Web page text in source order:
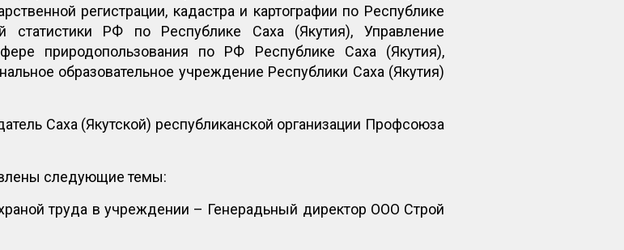
регистрации, кадастра и картографии по Республике
статистики РФ по Республике Саха (Якутия), Управление
природопользования по РФ Республике Саха (Якутия),
образовательное учреждение Республики Саха (Якутия)
Саха (Якутской) республиканской организации Профсоюза
следующие темы:
труда в учреждении – Генерадьный директор ООО Строй